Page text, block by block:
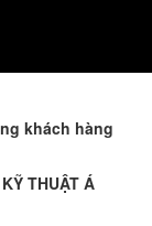
khách hàng
THUẬT Á